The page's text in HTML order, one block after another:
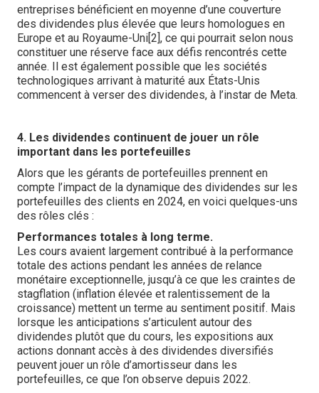
entreprises bénéficient en moyenne d’une couverture
des dividendes plus élevée que leurs homologues en
Europe et au Royaume-Uni[2], ce qui pourrait selon nous
constituer une réserve face aux défis rencontrés cette
année. Il est également possible que les sociétés
technologiques arrivant à maturité aux États-Unis
commencent à verser des dividendes, à l’instar de Meta.
4. Les dividendes continuent de jouer un rôle
important dans les portefeuilles
Alors que les gérants de portefeuilles prennent en
compte l’impact de la dynamique des dividendes sur les
portefeuilles des clients en 2024, en voici quelques-uns
des rôles clés :
Performances totales à long terme.
Les cours avaient largement contribué à la performance
totale des actions pendant les années de relance
monétaire exceptionnelle, jusqu’à ce que les craintes de
stagflation (inflation élevée et ralentissement de la
croissance) mettent un terme au sentiment positif. Mais
lorsque les anticipations s’articulent autour des
dividendes plutôt que du cours, les expositions aux
actions donnant accès à des dividendes diversifiés
peuvent jouer un rôle d’amortisseur dans les
portefeuilles, ce que l’on observe depuis 2022.